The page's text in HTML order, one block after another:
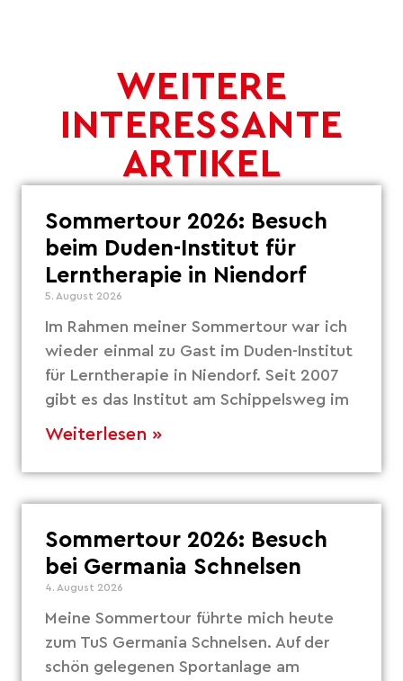
WEITERE
INTERESSANTE
ARTIKEL
Sommertour 2026: Besuch
beim Duden-Institut für
Lerntherapie in Niendorf
5. August 2026
Im Rahmen meiner Sommertour war ich
wieder einmal zu Gast im Duden-Institut
für Lerntherapie in Niendorf. Seit 2007
gibt es das Institut am Schippelsweg im
Weiterlesen »
Sommertour 2026: Besuch
bei Germania Schnelsen
4. August 2026
Meine Sommertour führte mich heute
zum TuS Germania Schnelsen. Auf der
schön gelegenen Sportanlage am